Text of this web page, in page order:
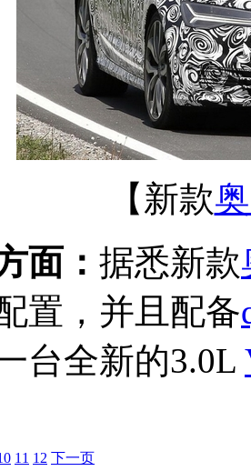
【新款
面： 据悉新款
置，并且配备
台全新的3.0L
11 12 下一页